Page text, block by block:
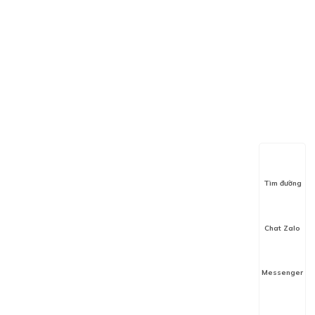
Tìm đường
Chat Zalo
Messenger